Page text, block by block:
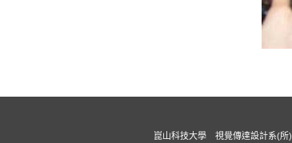
崑山科技大學 視覺傳達設計系(所)